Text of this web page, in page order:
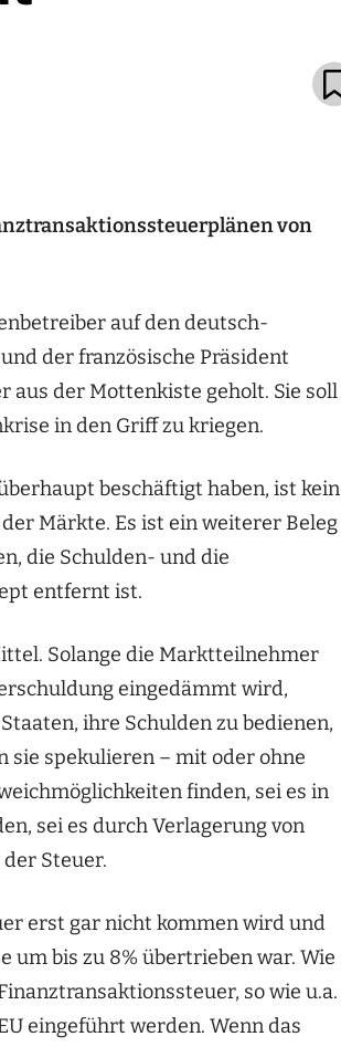
von
auf den deutsch-
der französische Präsident
aus der Mottenkiste geholt. Sie soll
in den Griff zu kriegen.
beschäftigt haben, ist kein
Märkte. Es ist ein weiterer Beleg
die Schulden- und die
entfernt ist.
Solange die Marktteilnehmer
eingedämmt wird,
ihre Schulden zu bedienen,
sie spekulieren – mit oder ohne
finden, sei es in
sei es durch Verlagerung von
Steuer.
erst gar nicht kommen wird und
bis zu 8% übertrieben war. Wie
so wie u.a.
eingeführt werden. Wenn das